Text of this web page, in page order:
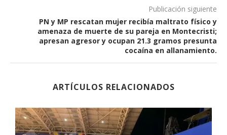
Publicación siguiente
PN y MP rescatan mujer recibía maltrato físico y
amenaza de muerte de su pareja en Montecristi;
apresan agresor y ocupan 21.3 gramos presunta
cocaína en allanamiento.
ARTÍCULOS RELACIONADOS